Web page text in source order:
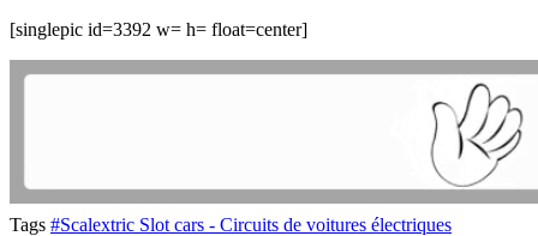
[singlepic id=3392 w= h= float=center]
Tags #Scalextric Slot cars - Circuits de voitures électriques